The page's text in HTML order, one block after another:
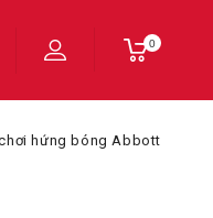
0
hứng bóng Abbott